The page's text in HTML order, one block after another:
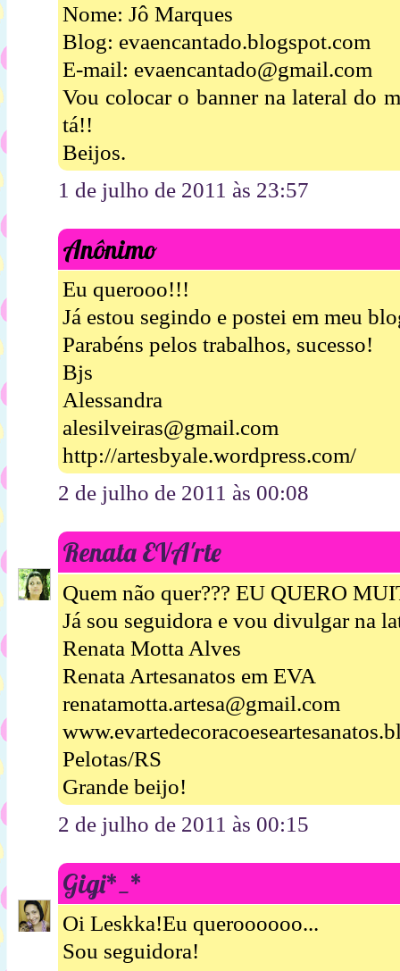
Nome: Jô Marques
Blog: evaencantado.blogspot.com
E-mail: evaencantado@gmail.com
Vou colocar o banner na lateral do
tá!!
Beijos.
1 de julho de 2011 às 23:57
Anônimo
Eu querooo!!!
Já estou segindo e postei em meu
Parabéns pelos trabalhos, sucesso!
Bjs
Alessandra
alesilveiras@gmail.com
http://artesbyale.wordpress.com/
2 de julho de 2011 às 00:08
Renata EVA'rte
Quem não quer??? EU QUERO
Já sou seguidora e vou divulgar na
Renata Motta Alves
Renata Artesanatos em EVA
renatamotta.artesa@gmail.com
Pelotas/RS
Grande beijo!
2 de julho de 2011 às 00:15
Gigi*_*
Oi Leskka!Eu queroooooo...
Sou seguidora!